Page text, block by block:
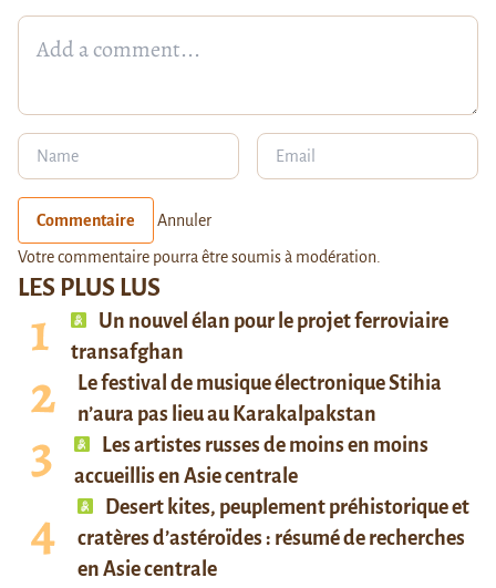
LES PLUS LUS
Un nouvel élan pour le projet ferroviaire
transafghan
Le festival de musique électronique Stihia
n’aura pas lieu au Karakalpakstan
Les artistes russes de moins en moins
accueillis en Asie centrale
Desert kites, peuplement préhistorique et
cratères d’astéroïdes : résumé de recherches
en Asie centrale
Commentaire Annuler
Votre commentaire pourra être soumis à modération.